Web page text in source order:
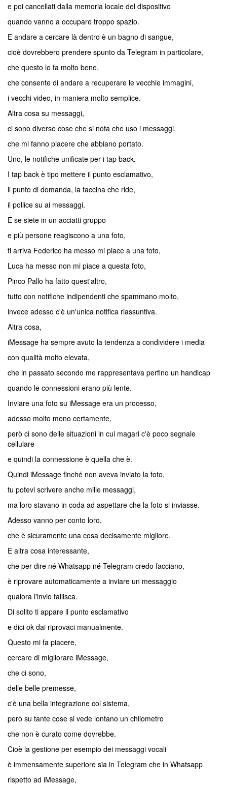
e poi cancellati dalla memoria locale del dispositivo
quando vanno a occupare troppo spazio.
E andare a cercare là dentro è un bagno di sangue,
cioè dovrebbero prendere spunto da Telegram in particolare,
che questo lo fa molto bene,
che consente di andare a recuperare le vecchie immagini,
i vecchi video, in maniera molto semplice.
Altra cosa su messaggi,
ci sono diverse cose che si nota che uso i messaggi,
che mi fanno piacere che abbiano portato.
Uno, le notifiche unificate per i tap back.
I tap back è tipo mettere il punto esclamativo,
il punto di domanda, la faccina che ride,
il pollice su ai messaggi.
E se siete in un acciatti gruppo
e più persone reagiscono a una foto,
ti arriva Federico ha messo mi piace a una foto,
Luca ha messo non mi piace a questa foto,
Pinco Pallo ha fatto quest'altro,
tutto con notifiche indipendenti che spammano molto,
invece adesso c'è un'unica notifica riassuntiva.
Altra cosa,
iMessage ha sempre avuto la tendenza a condividere i media
con qualità molto elevata,
che in passato secondo me rappresentava perfino un handicap
quando le connessioni erano più lente.
Inviare una foto su iMessage era un processo,
adesso molto meno certamente,
però ci sono delle situazioni in cui magari c'è poco segnale
cellulare
e quindi la connessione è quella che è.
Quindi iMessage finché non aveva inviato la foto,
tu potevi scrivere anche mille messaggi,
ma loro stavano in coda ad aspettare che la foto si inviasse.
Adesso vanno per conto loro,
che è sicuramente una cosa decisamente migliore.
E altra cosa interessante,
che per dire né Whatsapp né Telegram credo facciano,
è riprovare automaticamente a inviare un messaggio
qualora l'invio fallisca.
Di solito ti appare il punto esclamativo
e dici ok dai riprovaci manualmente.
Questo mi fa piacere,
cercare di migliorare iMessage,
che ci sono,
delle belle premesse,
c'è una bella integrazione col sistema,
però su tante cose si vede lontano un chilometro
che non è curato come dovrebbe.
Cioè la gestione per esempio dei messaggi vocali
è immensamente superiore sia in Telegram che in Whatsapp
rispetto ad iMessage,